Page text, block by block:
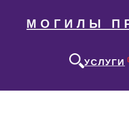
МОГИЛЫ
УСЛУГИ